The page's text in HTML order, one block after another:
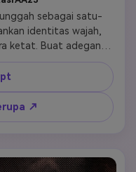
sebagai satu-
identitas wajah,
ketat. Buat adegan
tinggi dengan
Subjek Utama
yang melangkah
yang kuat, bahu tegak,
rasa takut, sedikit
kerja, lengan
↗